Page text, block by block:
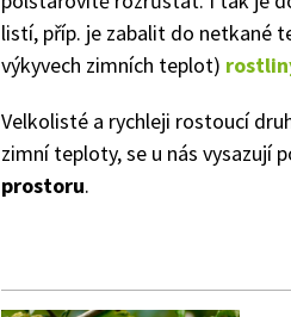
listí, příp. je zabalit do netkané
výkyvech zimních teplot)
Velkolisté a rychleji rostoucí
zimní teploty, se u nás vysazují
prostoru.